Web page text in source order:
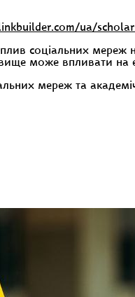
ua/
соціальних мереж
може впливати на
мереж та